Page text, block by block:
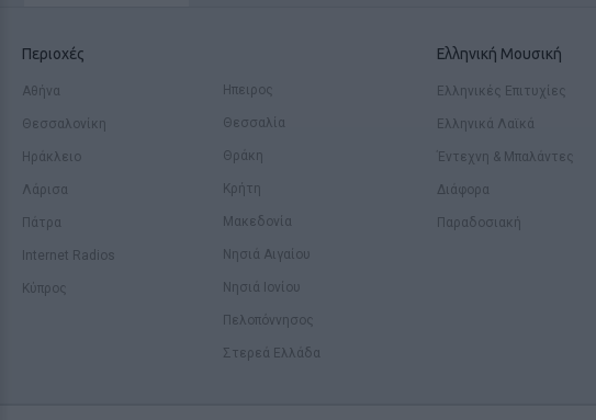
Περιοχές
Αθήνα
Θεσσαλονίκη
Ηράκλειο
Λάρισα
Πάτρα
Internet Radios
Κύπρος
Ηπειρος
Θεσσαλία
Θράκη
Κρήτη
Μακεδονία
Νησιά Αιγαίου
Νησιά Ιονίου
Πελοπόννησος
Στερεά Ελλάδα
Ελληνική Μουσική
Ελληνικές Επιτυχίες
Ελληνικά Λαϊκά
Έντεχνη & Μπαλάντες
Διάφορα
Παραδοσιακή